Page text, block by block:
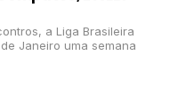
a Liga Brasileira
Janeiro uma semana